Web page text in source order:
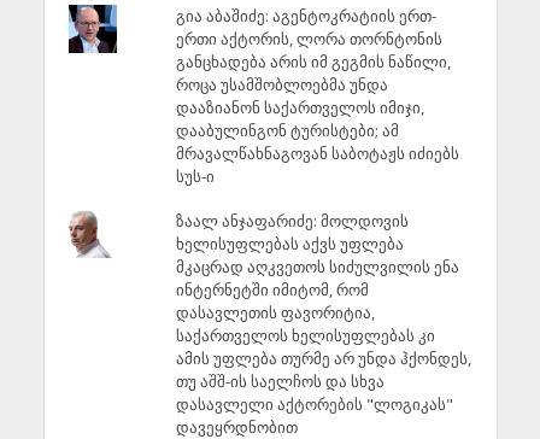
გია აბაშიძე: აგენტოკრატიის ერთ-
ერთი აქტორის, ლორა თორნტონის
განცხადება არის იმ გეგმის ნაწილი,
როცა უსამშობლოებმა უნდა
დააზიანონ საქართველოს იმიჯი,
დააბულინგონ ტურისტები; ამ
მრავალწახნაგოვან საბოტაჟს იძიებს
სუს-ი
ზაალ ანჯაფარიძე: მოლდოვის
ხელისუფლებას აქვს უფლება
მკაცრად აღკვეთოს სიძულვილის ენა
ინტერნეტში იმიტომ, რომ
დასავლეთის ფავორიტია,
საქართველოს ხელისუფლებას კი
ამის უფლება თურმე არ უნდა ჰქონდეს,
თუ აშშ-ის საელჩოს და სხვა
დასავლელი აქტორების "ლოგიკას"
დავეყრდნობით